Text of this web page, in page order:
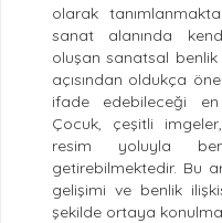
olarak
sanat alanında
oluşan sanatsal
açısından oldukça
ifade edebileceği
Çocuk, çeşitli
resim yoluyla
getirebilmektedir. Bu
gelişimi ve benlik
şekilde ortaya